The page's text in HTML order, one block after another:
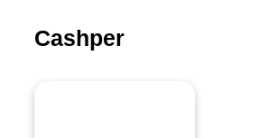
Cashper